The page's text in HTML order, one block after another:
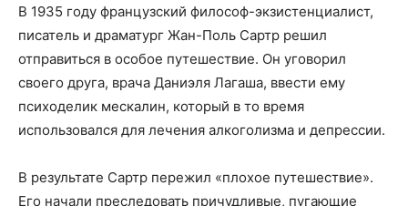
В 1935 году французский философ-экзистенциалист,
писатель и драматург Жан-Поль Сартр решил
отправиться в особое путешествие. Он уговорил
своего друга, врача Даниэля Лагаша, ввести ему
психоделик мескалин, который в то время
использовался для лечения алкоголизма и депрессии.
В результате Сартр пережил «плохое путешествие».
Его начали преследовать причудливые, пугающие